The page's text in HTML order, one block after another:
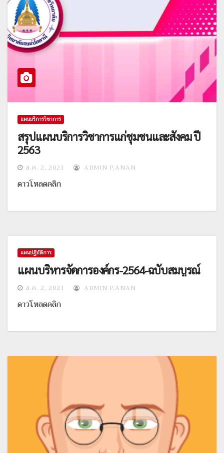
แผนบริการวิชาการ
สรุปแผนบริการวิชาการแก่ชุมชนและสังคม ปี
2563
ส.ค. 2, 2021 ADMIN P.ANAN
ดาวโหลดคลิก
แผนปฎิบัติการ
แผนบริหารจัดการองค์กร-2564-ฉบับสมบูรณ์
ส.ค. 2, 2021 ADMIN P.ANAN
ดาวโหลดคลิก